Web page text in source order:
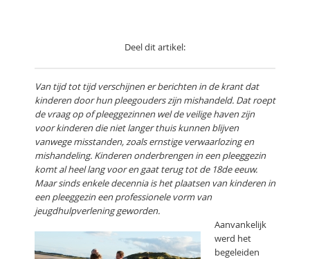
Deel dit artikel:
Van tijd tot tijd verschijnen er berichten in de krant dat
kinderen door hun pleegouders zijn mishandeld. Dat roept
de vraag op of pleeggezinnen wel de veilige haven zijn
voor kinderen die niet langer thuis kunnen blijven
vanwege misstanden, zoals ernstige verwaarlozing en
mishandeling. Kinderen onderbrengen in een pleeggezin
komt al heel lang voor en gaat terug tot de 18de eeuw.
Maar sinds enkele decennia is het plaatsen van kinderen in
een pleeggezin een professionele vorm van
jeugdhulpverlening geworden.
Aanvankelijk
werd het
begeleiden